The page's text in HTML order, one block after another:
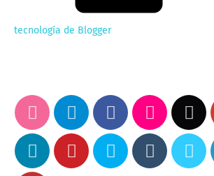
tecnología de Blogger